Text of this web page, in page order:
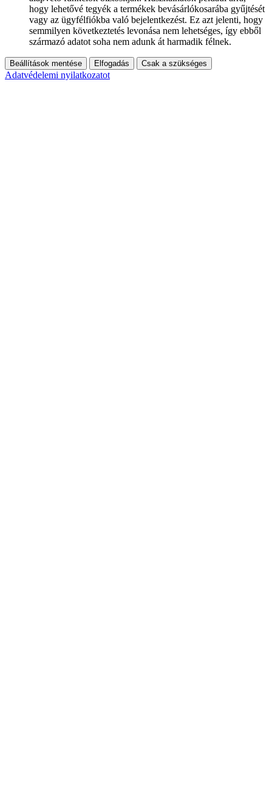
hogy lehetővé tegyék a termékek bevásárlókosarába gyűjtését
vagy az ügyfélfiókba való bejelentkezést. Ez azt jelenti, hogy
semmilyen következtetés levonása nem lehetséges, így ebből
származó adatot soha nem adunk át harmadik félnek.
Beállítások mentése Elfogadás Csak a szükséges
Adatvédelemi nyilatkozatot